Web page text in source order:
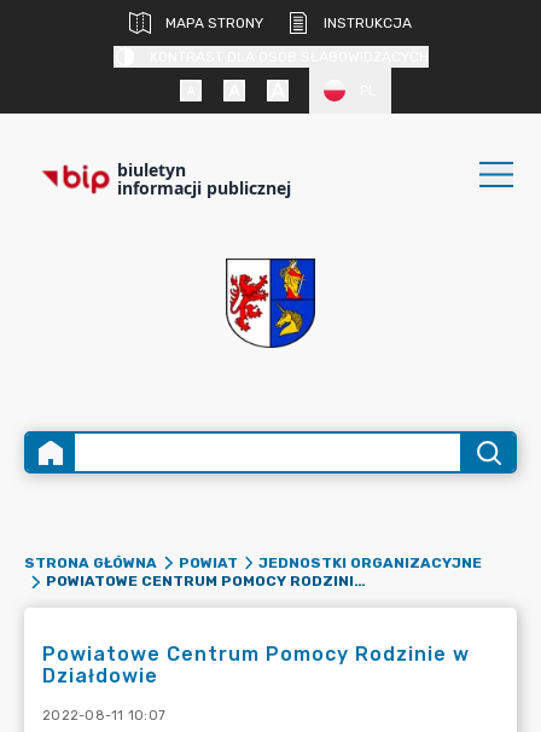
MAPA STRONY
INSTRUKCJA
biuletyn
informacji publicznej
STRONA GŁÓWNA POWIAT
JEDNOSTKI ORGANIZACYJNE
POWIATOWE CENTRUM POMOCY RODZINIE W DZIAŁDOWIE
Powiatowe Centrum Pomocy Rodzinie w
Działdowie
2022-08-11 10:07